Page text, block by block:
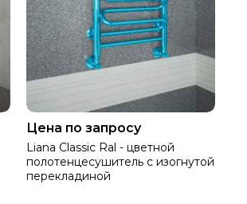
Цена по запросу
Liana Classic Ral - цветной
полотенцесушитель с изогнутой
перекладиной